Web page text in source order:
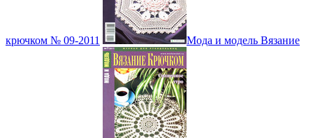
крючком № 09-2011 Мода и модель Вязание